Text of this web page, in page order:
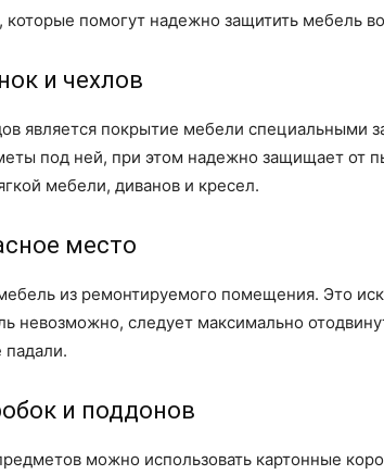
помогут надежно защитить мебель
и чехлов
является покрытие мебели специальными
под ней, при этом надежно защищает от
мебели, диванов и кресел.
место
из ремонтируемого помещения. Это
невозможно, следует максимально
и поддонов
можно использовать картонные